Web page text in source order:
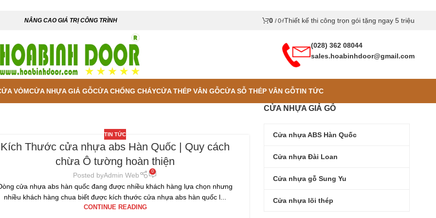
NÂNG CAO GIÁ TRỊ CÔNG TRÌNH 0 / 0₫Thiết kế thi công trọn gói tặng ngay 5 triệu
(028) 362 08044
sales.hoabinhdoor@gmail.com
VÒMCỬA NHỰA GIẢ GỖCỬA CHỐNG CHÁYCỬA THÉP VÂN GỖCỬA SỖ THÉP VÂN GỖTIN TỨC
TIN TỨC
Kích Thước cửa nhựa abs Hàn Quốc | Quy cách
chừa Ô tường hoàn thiện
Posted byAdmin Web 0
cửa nhựa abs hàn quốc đang được nhiều khách hàng lựa chọn nhưng
nhiều khách hàng chua biết được kích thước cửa nhựa abs hàn quốc l...
CONTINUE READING
CỬA NHỰA GIẢ GỖ
Cửa nhựa ABS Hàn Quốc
Cửa nhựa Đài Loan
Cửa nhựa gỗ Sung Yu
Cửa nhựa lõi thép